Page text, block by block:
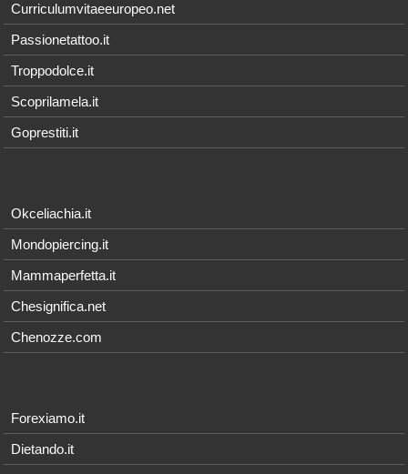
Curriculumvitaeeuropeo.net
Passionetattoo.it
Troppodolce.it
Scoprilamela.it
Goprestiti.it
Okceliachia.it
Mondopiercing.it
Mammaperfetta.it
Chesignifica.net
Chenozze.com
Forexiamo.it
Dietando.it